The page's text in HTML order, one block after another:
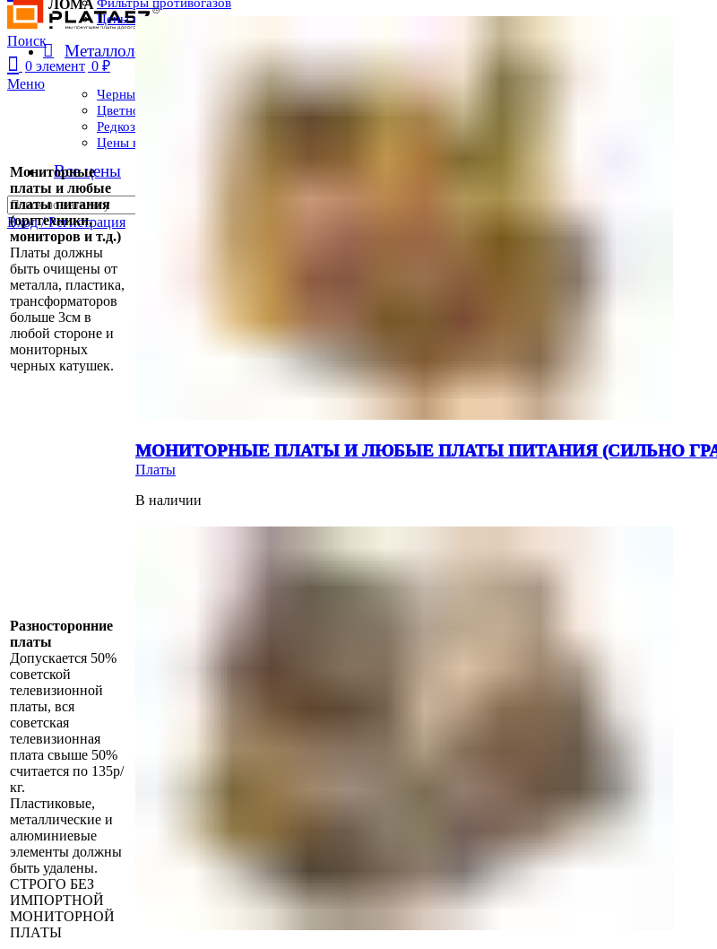
Поиск
0 элемент 0 ₽
Меню
Цены на радиодетали
Металлолом
Черный лом
Цветной лом
Редкоземельные металлы
Цены на металлолом
Все цены
Вход / Регистрация
ЛОМА
Мониторные
платы и любые
платы питания
(оргтехники,
мониторов и т.д.)
Платы должны
быть очищены от
металла, пластика,
трансформаторов
больше 3см в
любой стороне и
мониторных
черных катушек.
МОНИТОРНЫЕ ПЛАТЫ И ЛЮБЫЕ ПЛАТЫ ПИТАНИЯ (СИЛЬНО
Платы
В наличии
Разносторонние
платы
Допускается 50%
советской
телевизионной
платы, вся
советская
телевизионная
плата свыше 50%
считается по 135р/
кг.
Пластиковые,
металлические и
алюминиевые
элементы должны
быть удалены.
СТРОГО БЕЗ
ИМПОРТНОЙ
МОНИТОРНОЙ
ПЛАТЫ